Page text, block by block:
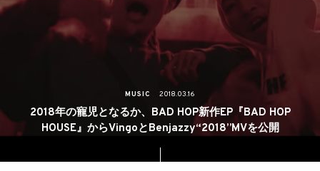
MUSIC 2018.03.16
2018年の寵児となるか、BAD HOP新作EP『BAD HOP
HOUSE』からVingoとBenjazzy“2018”MVを公開